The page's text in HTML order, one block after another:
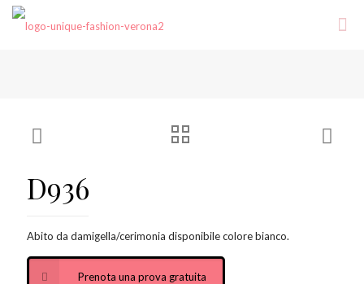
D936
Abito da damigella/cerimonia disponibile colore bianco.
Prenota una prova gratuita